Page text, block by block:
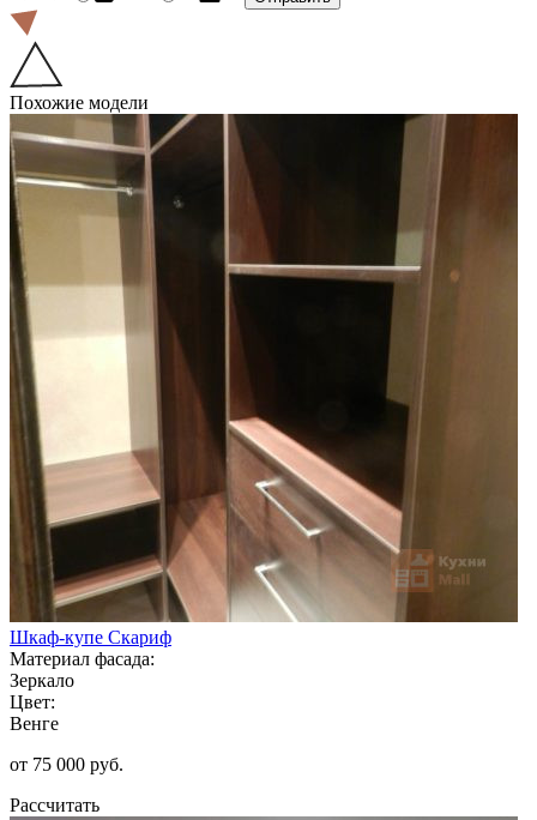
Похожие модели
Шкаф-купе Скариф
Материал фасада:
Зеркало
Цвет:
Венге
от 75 000 руб.
Рассчитать